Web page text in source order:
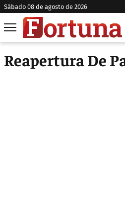
sábado 08 de agosto de 2026
Reapertura De